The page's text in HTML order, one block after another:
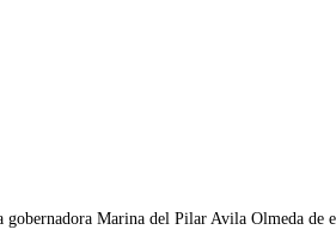
Marina del Pilar Avila Olmeda de